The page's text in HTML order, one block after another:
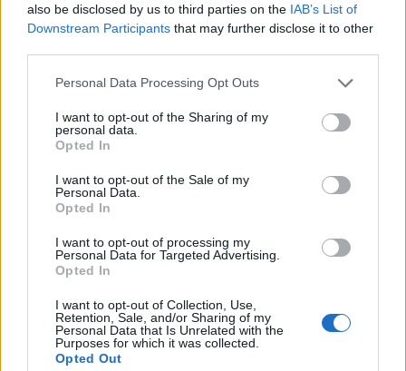
also be disclosed by us to third parties on the IAB’s List of
Downstream Participants that may further disclose it to other
Please note that this website/app uses one or more Google
not limited to your visit or usage behaviour. You may click to
grant or deny consent to Google and its third-party tags to
use your data for below specified purposes in below Google
consent section.
Personal Data Processing Opt Outs
I want to opt-out of the Sharing of my
personal data.
Opted In
I want to opt-out of the Sale of my
Personal Data.
Opted In
I want to opt-out of processing my
Personal Data for Targeted Advertising.
Opted In
I want to opt-out of Collection, Use,
Retention, Sale, and/or Sharing of my
Personal Data that Is Unrelated with the
Purposes for which it was collected.
Opted Out
Lawrence párja voltnemrég. Daniel Craignek pedig
egy 25 éves lánya van előző házasságából.
minimum 20-at letagadhat!
A párnak viszont első közös gyermeke lesz ez a
csoda érkezik az életükbe!